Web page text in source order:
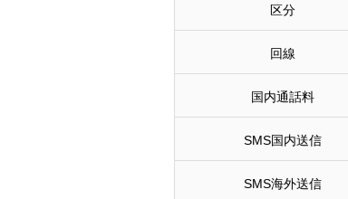
区分
回線
国内通話料
SMS国内送信
SMS海外送信